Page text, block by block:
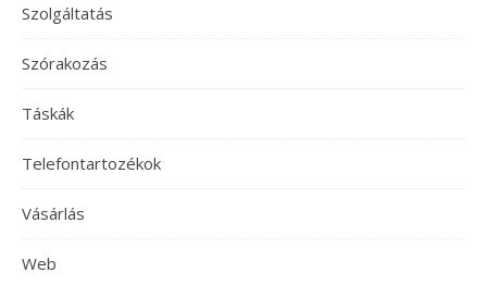
Szolgáltatás
Szórakozás
Táskák
Telefontartozékok
Vásárlás
Web